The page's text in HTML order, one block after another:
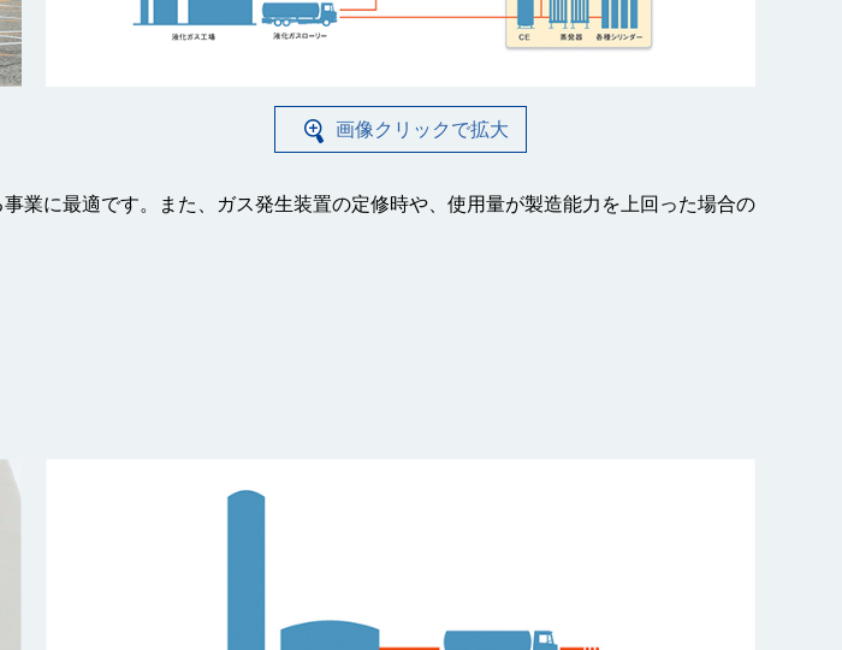
画像クリックで拡大
業に最適です。また、ガス発生装置の定修時や、使用量が製造能力を上回った場合の